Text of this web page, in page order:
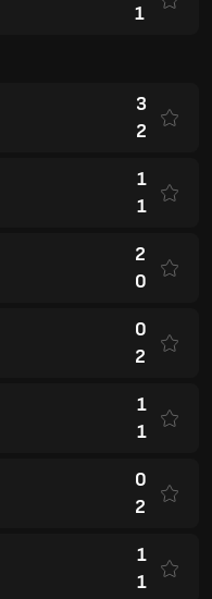
1
3
2
1
1
2
0
0
2
1
1
0
2
1
1